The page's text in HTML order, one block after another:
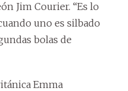
Jim Courier. “Es lo
uno es silbado
bolas de
Emma